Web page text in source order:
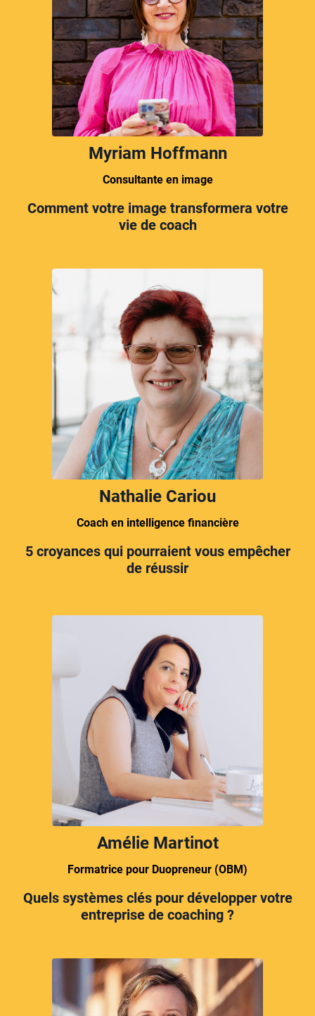
Myriam Hoffmann
Consultante en image
Comment votre image transformera votre
vie de coach
Nathalie Cariou
Coach en intelligence financière
5 croyances qui pourraient vous empêcher
de réussir
Amélie Martinot
Formatrice pour Duopreneur (OBM)
Quels systèmes clés pour développer votre
entreprise de coaching ?